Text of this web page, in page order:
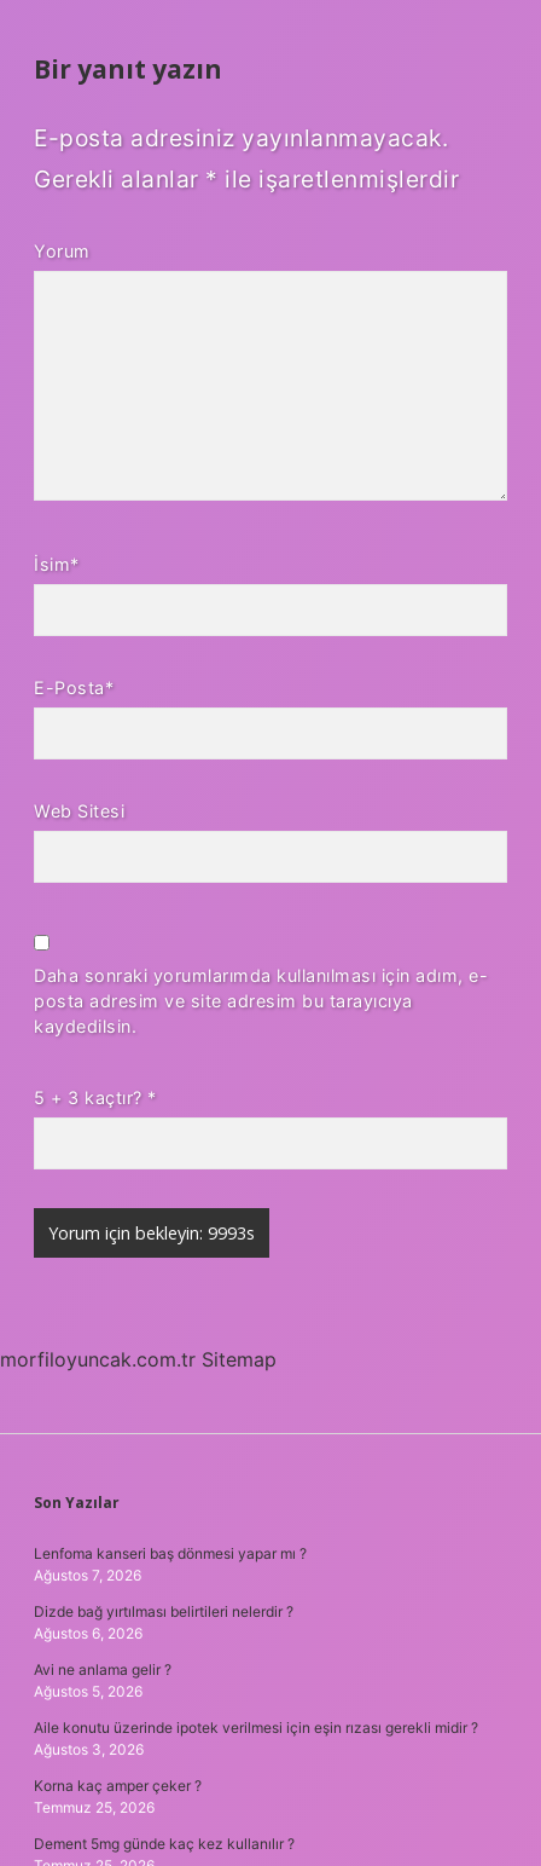
Bir yanıt yazın
E-posta adresiniz yayınlanmayacak.
Gerekli alanlar * ile işaretlenmişlerdir
Yorum
İsim*
E-Posta*
Web Sitesi
Daha sonraki yorumlarımda kullanılması için adım, e-
posta adresim ve site adresim bu tarayıcıya
kaydedilsin.
5 + 3 kaçtır? *
morfiloyuncak.com.tr Sitemap
SIDEBAR
Son Yazılar
Lenfoma kanseri baş dönmesi yapar mı ?
Ağustos 7, 2026
Dizde bağ yırtılması belirtileri nelerdir ?
Ağustos 6, 2026
Avi ne anlama gelir ?
Ağustos 5, 2026
Aile konutu üzerinde ipotek verilmesi için eşin rızası gerekli midir ?
Ağustos 3, 2026
Korna kaç amper çeker ?
Temmuz 25, 2026
Dement 5mg günde kaç kez kullanılır ?